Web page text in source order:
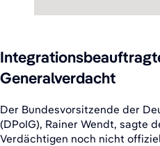
Generalverdacht
Der Bundesvorsitzende der
(DPoIG), Rainer Wendt, sagte
Verdächtigen noch nicht